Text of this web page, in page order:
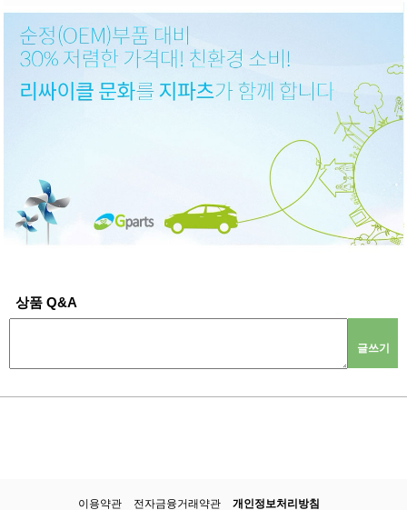
상품 Q&A
글쓰기
이용약관 전자금융거래약관 개인정보처리방침